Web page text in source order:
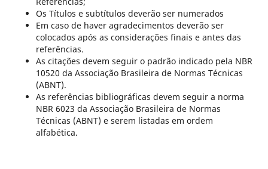
Os Títulos e subtítulos deverão ser numerados
Em caso de haver agradecimentos deverão ser
colocados após as considerações finais e antes das
referências.
As citações devem seguir o padrão indicado pela NBR
10520 da Associação Brasileira de Normas Técnicas
(ABNT).
As referências bibliográficas devem seguir a norma
NBR 6023 da Associação Brasileira de Normas
Técnicas (ABNT) e serem listadas em ordem
alfabética.